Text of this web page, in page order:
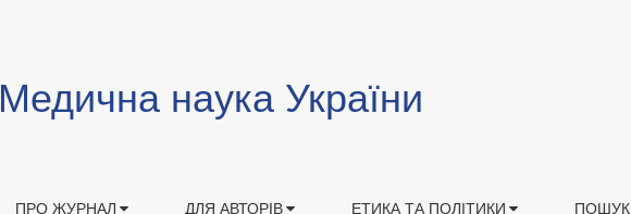
Медична наука України
ПРО ЖУРНАЛ ДЛЯ АВТОРІВ ЕТИКА ТА ПОЛІТИКИ ПОШУК